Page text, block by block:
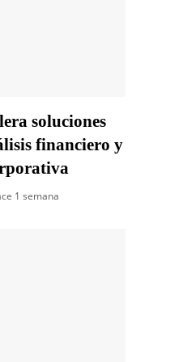
soluciones
financiero y
1 semana